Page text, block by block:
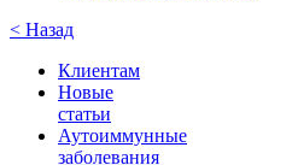
< Назад
Клиентам
Новые
статьи
Аутоиммунные
заболевания